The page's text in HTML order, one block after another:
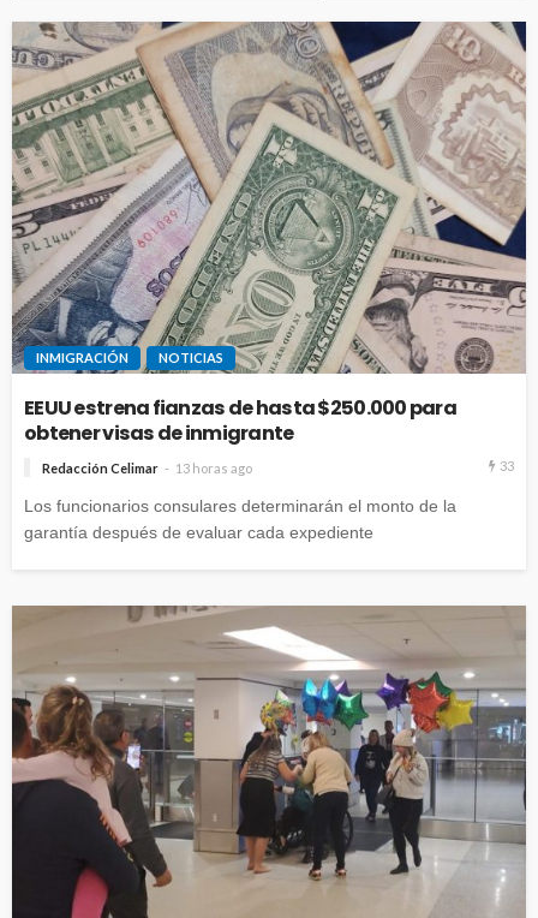
INMIGRACIÓN NOTICIAS
EEUU estrena fianzas de hasta $250.000 para
obtener visas de inmigrante
Redacción Celimar 13 horas ago 33
Los funcionarios consulares determinarán el monto de la
garantía después de evaluar cada expediente